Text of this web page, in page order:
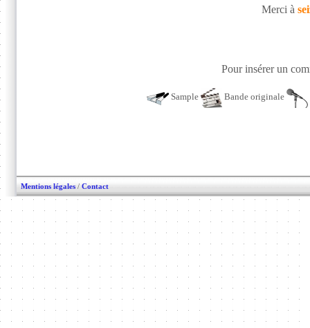
Merci à
Pour insérer un
Sample Bande originale
Mentions légales / Contact